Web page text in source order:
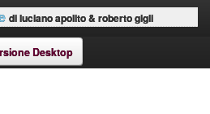
di luciano apolito & roberto gigli
Desktop